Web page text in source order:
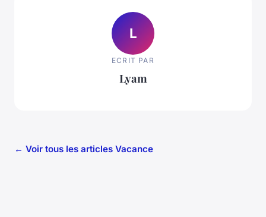
L
ECRIT PAR
Lyam
← Voir tous les articles Vacance